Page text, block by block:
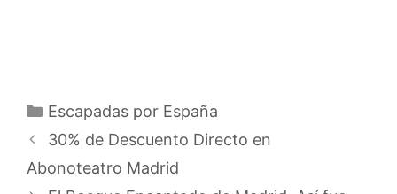
Categorías
Escapadas por España
30% de Descuento Directo en
Abonoteatro Madrid